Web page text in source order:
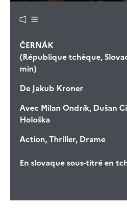
ČERNÁK
(République tchèque,
min)
De Jakub Kroner
Avec Milan Ondrík, Dušan
Hološka
Action, Thriller, Drame
En slovaque sous-titré en